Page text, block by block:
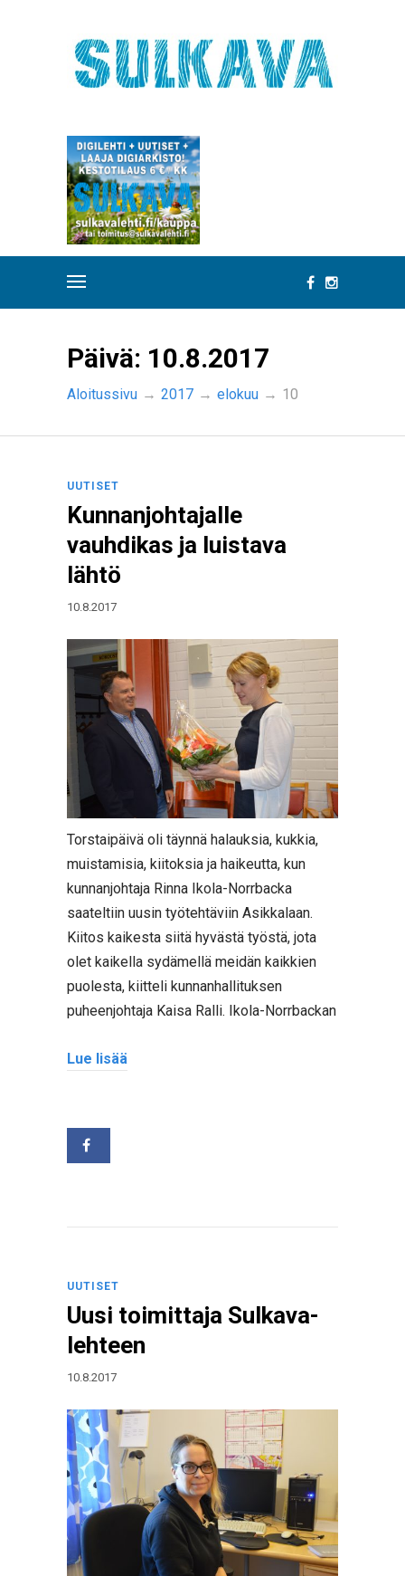
Päivä: 10.8.2017
Aloitussivu → 2017 → elokuu → 10
UUTISET
Kunnanjohtajalle
vauhdikas ja luistava
lähtö
10.8.2017
Torstaipäivä oli täynnä halauksia, kukkia,
muistamisia, kiitoksia ja haikeutta, kun
kunnanjohtaja Rinna Ikola-Norrbacka
saateltiin uusin työtehtäviin Asikkalaan.
Kiitos kaikesta siitä hyvästä työstä, jota
olet kaikella sydämellä meidän kaikkien
puolesta, kiitteli kunnanhallituksen
puheenjohtaja Kaisa Ralli. Ikola-Norrbackan
Lue lisää
UUTISET
Uusi toimittaja Sulkava-
lehteen
10.8.2017